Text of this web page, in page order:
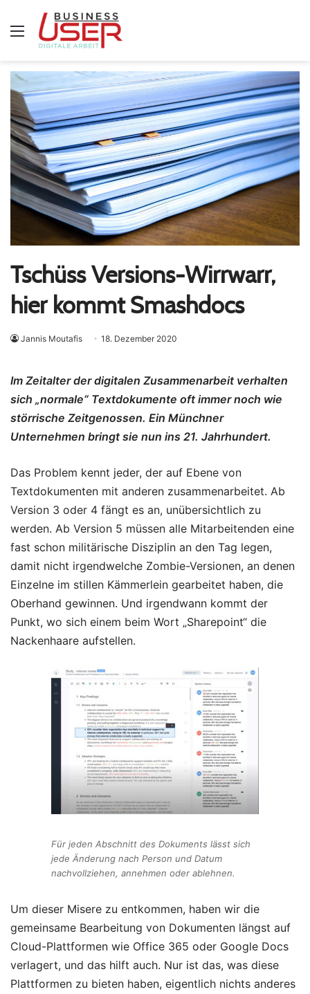
Menü
Tschüss Versions-Wirrwarr,
hier kommt Smashdocs
Jannis Moutafis 18. Dezember 2020
Im Zeitalter der digitalen Zusammenarbeit verhalten
sich „normale“ Textdokumente oft immer noch wie
störrische Zeitgenossen. Ein Münchner
Unternehmen bringt sie nun ins 21. Jahrhundert.
Das Problem kennt jeder, der auf Ebene von
Textdokumenten mit anderen zusammenarbeitet. Ab
Version 3 oder 4 fängt es an, unübersichtlich zu
werden. Ab Version 5 müssen alle Mitarbeitenden eine
fast schon militärische Disziplin an den Tag legen,
damit nicht irgendwelche Zombie-Versionen, an denen
Einzelne im stillen Kämmerlein gearbeitet haben, die
Oberhand gewinnen. Und irgendwann kommt der
Punkt, wo sich einem beim Wort „Sharepoint“ die
Nackenhaare aufstellen.
Für jeden Abschnitt des Dokuments lässt sich
jede Änderung nach Person und Datum
nachvollziehen, annehmen oder ablehnen.
Um dieser Misere zu entkommen, haben wir die
gemeinsame Bearbeitung von Dokumenten längst auf
Cloud-Plattformen wie Office 365 oder Google Docs
verlagert, und das hilft auch. Nur ist das, was diese
Plattformen zu bieten haben, eigentlich nichts anderes